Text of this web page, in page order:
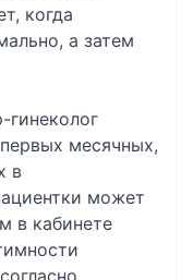
когда
а затем
гинеколог
месячных,
в
может
в кабинете